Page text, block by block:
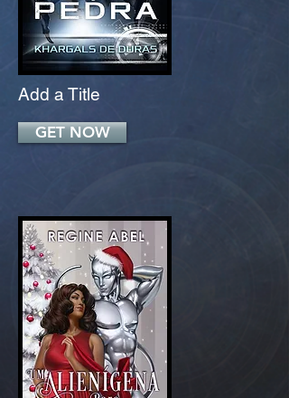
Add a Title
GET NOW